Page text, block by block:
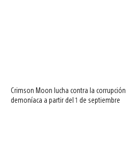
Crimson Moon lucha contra la corrupción
demoníaca a partir del 1 de septiembre